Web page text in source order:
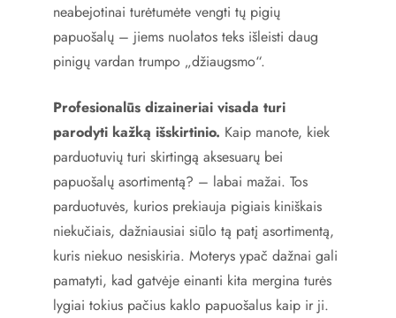
neabejotinai turėtumėte vengti tų pigių
papuošalų – jiems nuolatos teks išleisti daug
pinigų vardan trumpo „džiaugsmo“.
Profesionalūs dizaineriai visada turi
parodyti kažką išskirtinio. Kaip manote, kiek
parduotuvių turi skirtingą aksesuarų bei
papuošalų asortimentą? – labai mažai. Tos
parduotuvės, kurios prekiauja pigiais kiniškais
niekučiais, dažniausiai siūlo tą patį asortimentą,
kuris niekuo nesiskiria. Moterys ypač dažnai gali
pamatyti, kad gatvėje einanti kita mergina turės
lygiai tokius pačius kaklo papuošalus kaip ir ji.